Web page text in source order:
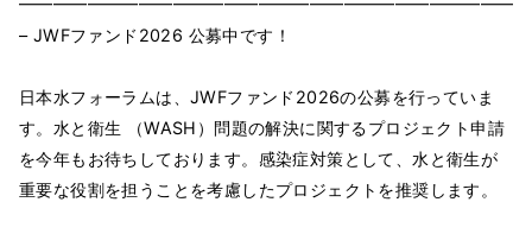
– JWFファンド2026 公募中です！
日本水フォーラムは、JWFファンド2026の公募を行っていま
す。水と衛生 （WASH）問題の解決に関するプロジェクト申請
を今年もお待ちしております。感染症対策として、水と衛生が
重要な役割を担うことを考慮したプロジェクトを推奨します。